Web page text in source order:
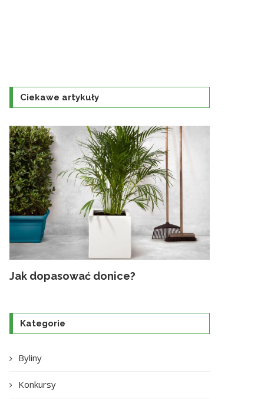
Ciekawe artykuły
Jak dopasować donice?
Kategorie
Byliny
Konkursy